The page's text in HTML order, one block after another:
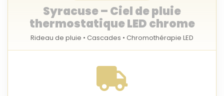
Syracuse – Ciel de pluie
thermostatique LED chrome
Rideau de pluie • Cascades • Chromothérapie LED